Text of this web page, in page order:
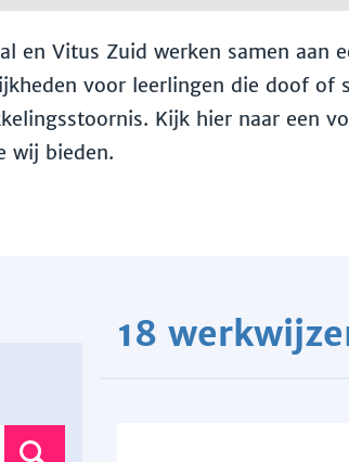
en Vitus Zuid werken samen aan
voor leerlingen die doof of
Kijk hier naar een
wij bieden.
18